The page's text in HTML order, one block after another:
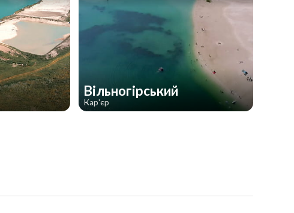
Вільногірський
Кар'єр